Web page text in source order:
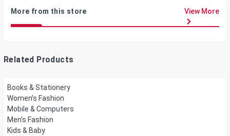
More from this store View More
Related Products
Books & Stationery
Women's Fashion
Mobile & Computers
Men's Fashion
Kids & Baby